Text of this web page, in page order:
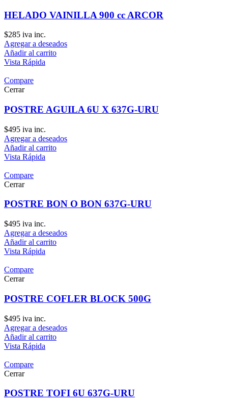
HELADO VAINILLA 900 cc ARCOR
$285 iva inc.
Agregar a deseados
Añadir al carrito
Vista Rápida
Compare
Cerrar
POSTRE AGUILA 6U X 637G-URU
$495 iva inc.
Agregar a deseados
Añadir al carrito
Vista Rápida
Compare
Cerrar
POSTRE BON O BON 637G-URU
$495 iva inc.
Agregar a deseados
Añadir al carrito
Vista Rápida
Compare
Cerrar
POSTRE COFLER BLOCK 500G
$495 iva inc.
Agregar a deseados
Añadir al carrito
Vista Rápida
Compare
Cerrar
POSTRE TOFI 6U 637G-URU